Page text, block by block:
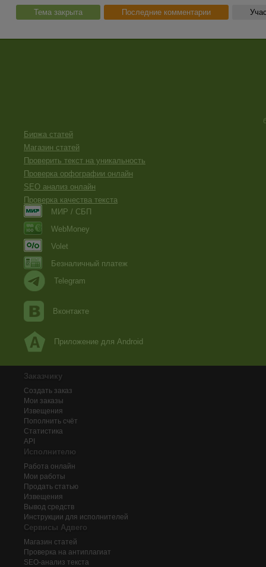
Тема закрыта Последние комментарии
Биржа статей
Магазин статей
Проверить текст на уникальность
Проверка орфографии онлайн
SEO анализ онлайн
Проверка качества текста
МИР / СБП
WebMoney
Volet
Безналичный платеж
Telegram
Вконтакте
Приложение для Android
Заказчику
Создать заказ
Мои заказы
Извещения
Пополнить счёт
Статистика
API
Исполнителю
Работа онлайн
Мои работы
Продать статью
Извещения
Вывод средств
Инструкции для исполнителей
Сервисы Адвего
Магазин статей
Проверка на антиплагиат
SEO-анализ текста